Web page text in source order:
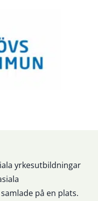
yrkesutbildningar
på en plats.